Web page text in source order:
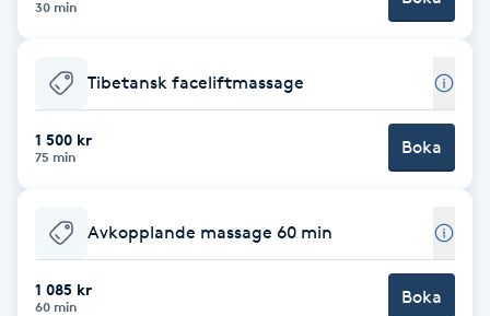
Babylights
Balayage
Bambumassage
Barber
Barnklippning
30 min
Tibetansk faceliftmassage
1 500 kr
75 min Boka
Avkopplande massage 60 min
1 085 kr
60 min Boka